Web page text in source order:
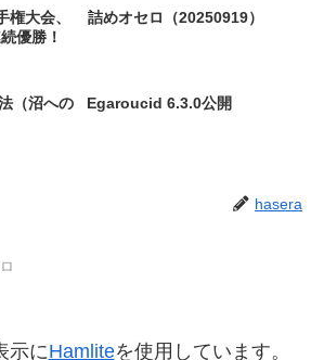
大会、
優勝！
詰めオセロ（20250919）
（沼への
Egaroucid 6.3.0公開
hasera
示にHamliteを使用しています。